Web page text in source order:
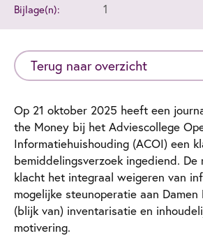
Bijlage(n): 1
Terug naar overzicht
Op 21 oktober 2025 heeft een
the Money bij het Adviescollege
Informatiehuishouding (ACOI) een
bemiddelingsverzoek ingediend. De
klacht het integraal weigeren van
mogelijke steunoperatie aan
(blijk van) inventarisatie en
motivering.